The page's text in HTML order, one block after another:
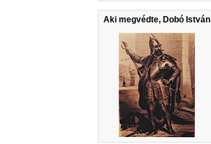
Aki megvédte, Dobó István